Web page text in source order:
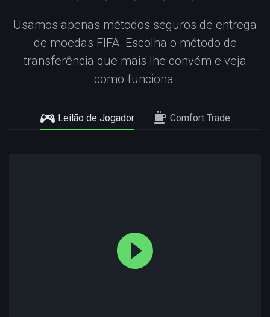
Usamos apenas métodos seguros de entrega
de moedas FIFA. Escolha o método de
transferência que mais lhe convém e veja
como funciona.
Leilão de Jogador Comfort Trade